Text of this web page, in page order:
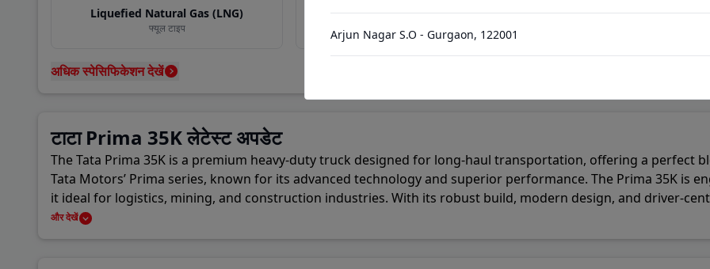
Arjun Nagar S.O - Gurgaon, 122001
A P Sabha S.O-Lucknow, 226001
Bazargate S.O- Mumbai, 400001
Liquefied Natural Gas (LNG)
फ्यूल टाइप
6,692 cc
इंजन कैपेसिटी
अधिक स्पेसिफिकेशन देखें
टाटा Prima 35K लेटेस्ट अपडेट
The Tata Prima 35K is a premium heavy-duty truck designed for long-haul transportation, offering a perfect
Tata Motors’ Prima series, known for its advanced technology and superior performance. The Prima 35K is
it ideal for logistics, mining, and construction industries. With its robust build, modern design, and driver-
reliable driving experience. It is a testament to Tata Motors’ commitment to innovation and sustainability in
और देखें